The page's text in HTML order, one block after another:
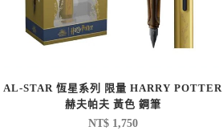
AL-STAR 恆星系列 限量 HARRY POTTER
赫夫帕夫 黃色 鋼筆
NT$1,750